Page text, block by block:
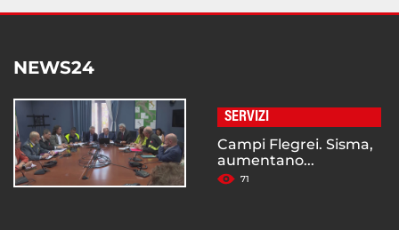
NEWS24
SERVIZI
Campi Flegrei. Sisma,
aumentano...
71